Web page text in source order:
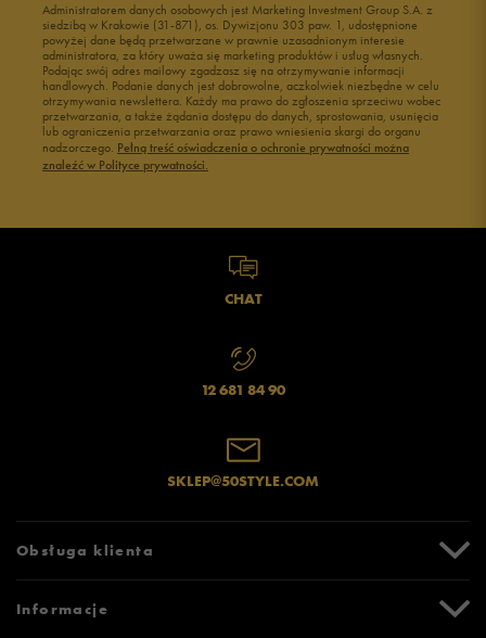
Administratorem danych osobowych jest Marketing Investment Group S.A. z
siedzibą w Krakowie (31-871), os. Dywizjonu 303 paw. 1, udostępnione
powyżej dane będą przetwarzane w prawnie uzasadnionym interesie
administratora, za który uważa się marketing produktów i usług własnych.
Podając swój adres mailowy zgadzasz się na otrzymywanie informacji
handlowych. Podanie danych jest dobrowolne, aczkolwiek niezbędne w celu
otrzymywania newslettera. Każdy ma prawo do zgłoszenia sprzeciwu wobec
przetwarzania, a także żądania dostępu do danych, sprostowania, usunięcia
lub ograniczenia przetwarzania oraz prawo wniesienia skargi do organu
nadzorczego. Pełną treść oświadczenia o ochronie prywatności można
znaleźć w Polityce prywatności.
CHAT
12 681 84 90
SKLEP@50STYLE.COM
Obsługa klienta
Zwroty i reklamacje
Informacje